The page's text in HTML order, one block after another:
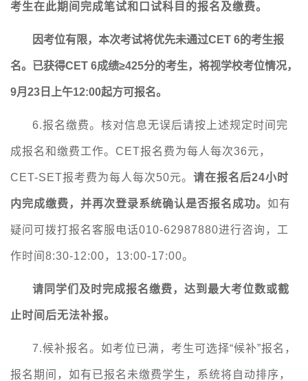
考生在此期间完成笔试和口试科目的报名及缴费。
因考位有限，本次考试将优先未通过CET 6的考生报
名。已获得CET 6成绩≥425分的考生，将视学校考位情况，
9月23日上午12:00起方可报名。
6.报名缴费。核对信息无误后请按上述规定时间完
成报名和缴费工作。CET报名费为每人每次36元，
CET-SET报考费为每人每次50元。 请在报名后24小时
内完成缴费，并再次登录系统确认是否报名成功。 如有
疑问可拨打报名客服电话010-62987880进行咨询，工
作时间8:30-12:00，13:00-17:00。
请同学们及时完成报名缴费，达到最大考位数或截
止时间后无法补报。
7.候补报名。如考位已满，考生可选择“候补”报名，
报名期间，如有已报名未缴费学生，系统将自动排序，